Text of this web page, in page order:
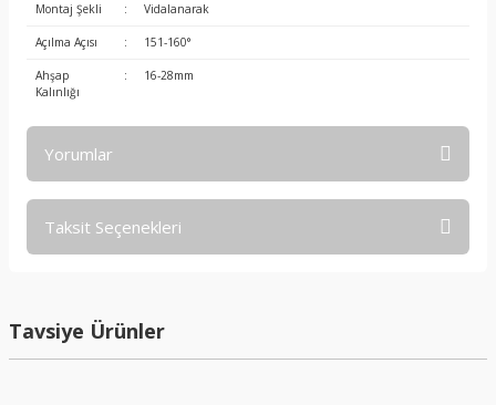
Montaj Şekli : Vidalanarak
Açılma Açısı : 151-160°
Ahşap
Kalınlığı
: 16-28mm
Yorumlar
Taksit Seçenekleri
Tavsiye Ürünler